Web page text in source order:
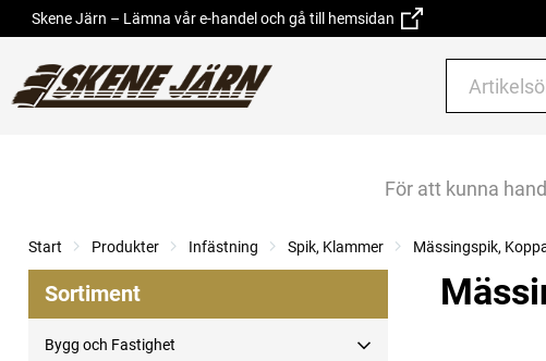
Skene Järn – Lämna vår e-handel och gå till hemsidan
För att kunna
Start Produkter Infästning Spik, Klammer Mässingspik,
Sortiment
Bygg och Fastighet